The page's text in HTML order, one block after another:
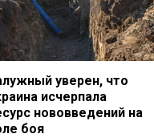
уверен, что
исчерпала
нововведений на
боя